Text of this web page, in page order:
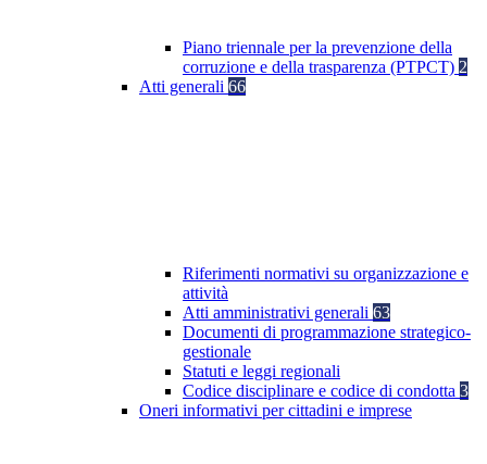
Piano triennale per la prevenzione della
corruzione e della trasparenza (PTPCT) 2
Atti generali 66
Riferimenti normativi su organizzazione e
attività
Atti amministrativi generali 63
Documenti di programmazione strategico-
gestionale
Statuti e leggi regionali
Codice disciplinare e codice di condotta 3
Oneri informativi per cittadini e imprese